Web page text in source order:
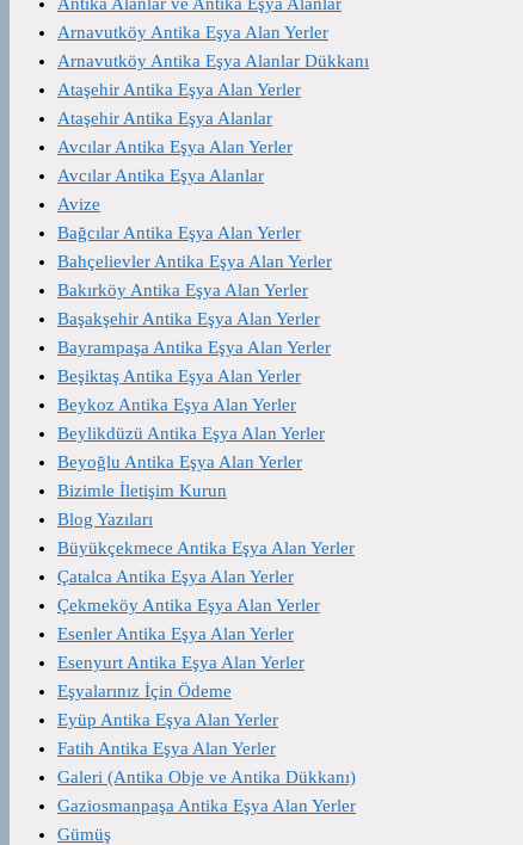
Arnavutköy Antika Eşya Alan Yerler
Arnavutköy Antika Eşya Alanlar Dükkanı
Ataşehir Antika Eşya Alan Yerler
Ataşehir Antika Eşya Alanlar
Avcılar Antika Eşya Alan Yerler
Avcılar Antika Eşya Alanlar
Avize
Bağcılar Antika Eşya Alan Yerler
Bahçelievler Antika Eşya Alan Yerler
Bakırköy Antika Eşya Alan Yerler
Başakşehir Antika Eşya Alan Yerler
Bayrampaşa Antika Eşya Alan Yerler
Beşiktaş Antika Eşya Alan Yerler
Beykoz Antika Eşya Alan Yerler
Beylikdüzü Antika Eşya Alan Yerler
Beyoğlu Antika Eşya Alan Yerler
Bizimle İletişim Kurun
Blog Yazıları
Büyükçekmece Antika Eşya Alan Yerler
Çatalca Antika Eşya Alan Yerler
Çekmeköy Antika Eşya Alan Yerler
Esenler Antika Eşya Alan Yerler
Esenyurt Antika Eşya Alan Yerler
Eşyalarınız İçin Ödeme
Eyüp Antika Eşya Alan Yerler
Fatih Antika Eşya Alan Yerler
Galeri (Antika Obje ve Antika Dükkanı)
Gaziosmanpaşa Antika Eşya Alan Yerler
Gümüş